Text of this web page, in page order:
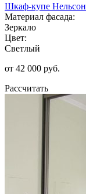
Шкаф-купе Нельсон
Материал фасада:
Зеркало
Цвет:
Светлый
от 42 000 руб.
Рассчитать